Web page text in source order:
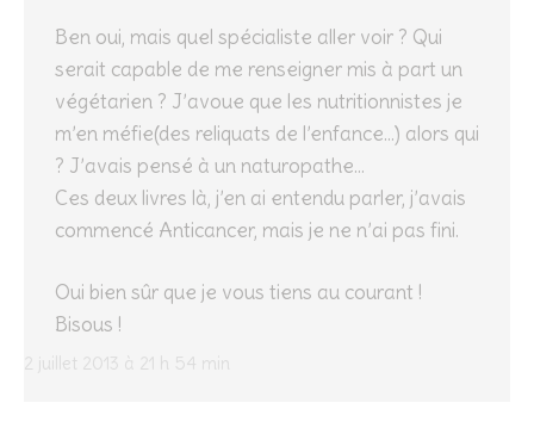
2 juillet 2013 à 21 h 54 min
Ben oui, mais quel spécialiste aller voir ? Qui
serait capable de me renseigner mis à part un
végétarien ? J’avoue que les nutritionnistes je
m’en méfie(des reliquats de l’enfance…) alors qui
? J’avais pensé à un naturopathe…
Ces deux livres là, j’en ai entendu parler, j’avais
commencé Anticancer, mais je ne n’ai pas fini.
Oui bien sûr que je vous tiens au courant !
Bisous !